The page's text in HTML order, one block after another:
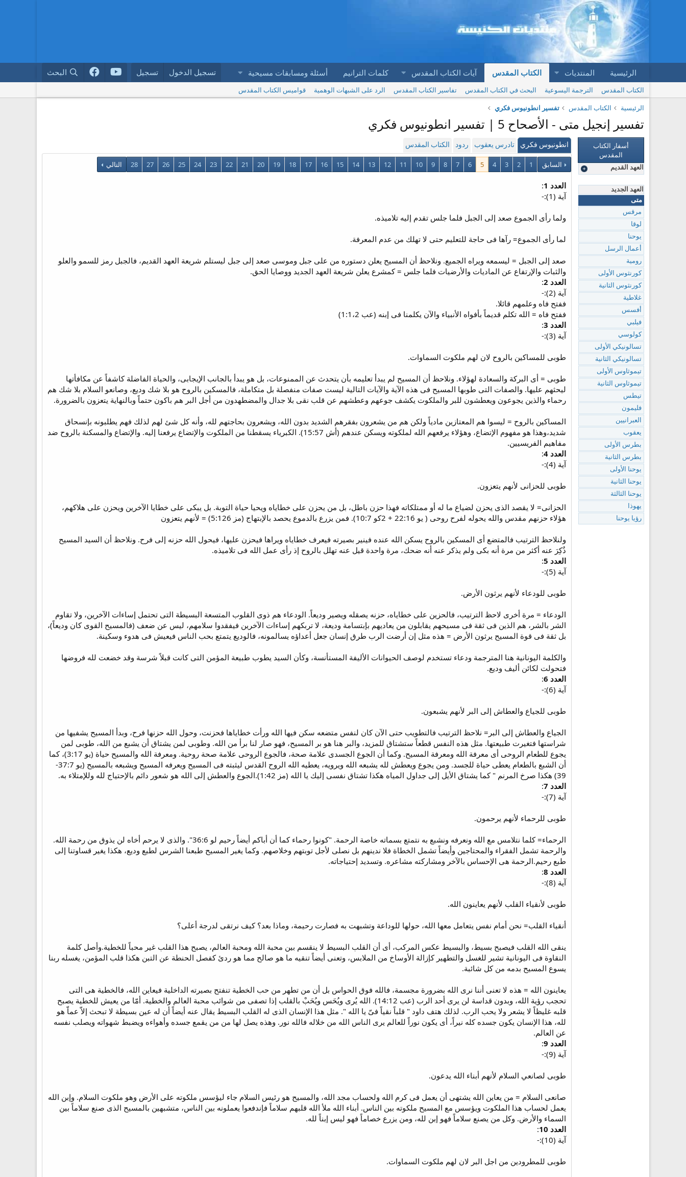
الرئيسية المنتديات الكتاب المقدس آيات الكتاب المقدس كلمات الترانيم أسئلة ومسابقات مسيحية تسجيل الدخول تسجيل البحث
الكتاب المقدس الترجمة اليسوعية البحث في الكتاب المقدس تفاسير الكتاب المقدس الرد على الشبهات الوهمية
قواميس الكتاب المقدس
الرئيسية
الكتاب المقدس تفسير انطونيوس فكري
تفسير إنجيل متى - الأصحاح 5 | تفسير انطونيوس فكري
انطونيوس فكري تادرس يعقوب ردود الكتاب المقدس
السابق 1
2
3
4
5
6
7
8
9
10
11
12
13
14
15
16
17
18
19
20
21
22
23
24
25
26
27
28 التالي
العدد 1
:
آية (1):-
ولما رأى الجموع صعد إلى الجبل فلما جلس تقدم إليه تلاميذه.
لما رأى الجموع= رآها فى حاجة للتعليم حتى لا تهلك من عدم المعرفة.
صعد إلى الجبل = ليسمعه ويراه الجميع. ونلاحظ أن المسيح يعلن دستوره من على جبل وموسى صعد إلى جبل ليستلم شريعة العهد القديم، فالجبل رمز للسمو والعلو
والثبات والإرتفاع عن الماديات والأرضيات فلما جلس = كمشرع يعلن شريعة العهد الجديد ووصايا الحق.
العدد 2
:
آية (2):-
ففتح فاه وعلمهم قائلا.
ففتح فاه = الله تكلم قديماً بأفواه الأنبياء والآن يكلمنا فى إبنه (عب 1:1،2)
العدد 3
:
آية (3):-
طوبى للمساكين بالروح لان لهم ملكوت السماوات.
طوبى = أى البركة والسعادة لهؤلاء. ونلاحظ أن المسيح لم يبدأ تعليمه بأن يتحدث عن الممنوعات، بل هو يبدأ بالجانب الإيجابى، والحياة الفاضلة كاشفاً عن مكافأتها
ليحثهم عليها. والصفات التى طوبها المسيح فى هذه الآية والآيات التالية ليست صفات منفصلة بل متكاملة، فالمسكين بالروح هو بلا شك وديع، وصانعو السلام بلا شك هم
رحماء والذين يجوعون ويعطشون للبر والملكوت يكشف جوعهم وعطشهم عن قلب نقى بلا جدال والمضطهدون من أجل البر هم باكون حتماً وبالنهاية يتعزون بالضرورة.
المساكين بالروح = ليسوا هم المعتازين مادياً ولكن هم من يشعرون بفقرهم الشديد بدون الله، ويشعرون بحاجتهم لله، وأنه كل شئ لهم لذلك فهم يطلبونه بإنسحاق
شديد،وهذا هو مفهوم الإتضاع، وهؤلاء يرفعهم الله لملكوته ويسكن عندهم (أش 15:57). الكبرياء يسقطنا من الملكوت والإتضاع يرفعنا إليه. والإتضاع والمسكنة بالروح ضد
مفاهيم الفريسيين.
العدد 4
:
آية (4):-
طوبى للحزانى لأنهم يتعزون.
الحزانى= لا يقصد الذى يحزن لضياع ما له أو ممتلكاته فهذا حزن باطل، بل من يحزن على خطاياه ويحيا حياة التوبة. بل يبكى على خطايا الآخرين ويحزن على هلاكهم،
هؤلاء حزنهم مقدس والله يحوله لفرح روحى ( يو 22:16 + 2كو 10:7). فمن يزرع بالدموع يحصد بالإبتهاج (مز 5:126) = لأنهم يتعزون
ولنلاحظ الترتيب فالمتضع أى المسكين بالروح يسكن الله عنده فينير بصيرته فيعرف خطاياه ويراها فيحزن عليها، فيحول الله حزنه إلى فرح. ونلاحظ أن السيد المسيح
ذُكِرَ عنه أكثر من مرة أنه بكى ولم يذكر عنه أنه ضحك، مرة واحدة قيل عنه تهلل بالروح إذ رأى عمل الله فى تلاميذه.
العدد 5
:
آية (5):-
طوبى للودعاء لأنهم يرثون الأرض.
الودعاء = مرة أخرى لاحظ الترتيب، فالحزين على خطاياه، حزنه يصقله ويصير وديعاً. الودعاء هم ذوى القلوب المتسعة البسيطة التى تحتمل إساءات الآخرين، ولا تقاوم
الشر بالشر، هم الذين فى ثقة فى مسيحهم يقابلون من يعاديهم بإبتسامة وديعة، لا تربكهم إساءات الآخرين فيفقدوا سلامهم، ليس عن ضعف (فالمسيح القوى كان وديعاً)،
بل ثقة فى قوة المسيح يرثون الأرض = هذه مثل إن أرضت الرب طرق إنسان جعل أعداؤه يسالمونه، فالوديع يتمتع بحب الناس فيعيش فى هدوء وسكينة.
والكلمة اليونانية هنا المترجمة ودعاء تستخدم لوصف الحيوانات الأليفة المستأنسة، وكأن السيد يطوب طبيعة المؤمن التى كانت قبلاً شرسة وقد خضعت لله فروضها
فتحولت لكائن أليف وديع.
العدد 6
:
آية (6):-
طوبى للجياع والعطاش إلى البر لأنهم يشبعون.
الجياع والعطاش إلى البر= نلاحظ الترتيب فالتطويب حتى الآن كان لنفس متضعه سكن فيها الله ورأت خطاياها فحزنت، وحول الله حزنها فرح، وبدأ المسيح يشفيها من
شراستها فتغيرت طبيعتها. مثل هذه النفس قطعاً ستشتاق للمزيد، والبر هنا هو بر المسيح، فهو صار لنا برأ من الله. وطوبى لمن يشتاق أن يشبع من الله، طوبى لمن
يجوع للطعام الروحى أى معرفة الله ومعرفة المسيح. وكما أن الجوع الجسدى علامة صحة، فالجوع الروحى علامة صحة روحية. ومعرفة الله والمسيح حياة (يو 3:17)، كما
أن الشبع بالطعام يعطى حياة للجسد. ومن يجوع ويعطش لله يشبعه الله ويرويه، يعطيه الله الروح القدس ليثبته فى المسيح ويعرفه المسيح ويشبعه بالمسيح (يو 37:7-
39) هكذا صرخ المرنم " كما يشتاق الأيل إلى جداول المياه هكذا تشتاق نفسى إليك يا الله (مز 1:42).الجوع والعطش إلى الله هو شعور دائم بالإحتياج لله وللإمتلاء به.
العدد 7
:
آية (7):-
طوبى للرحماء لأنهم يرحمون.
الرحماء= كلما نتلامس مع الله ونعرفه ونشبع به نتمتع بسماته خاصة الرحمة. "كونوا رحماء كما أن أباكم أيضاً رحيم لو 36:6". والذى لا يرحم أخاه لن يذوق من رحمة الله.
والرحمة تشمل الفقراء والمحتاجين وأيضاً تشمل الخطاة فلا ندينهم بل نصلى لأجل توبتهم وخلاصهم. وكما يغير المسيح طبعنا الشرس لطبع وديع، هكذا يغير قساوتنا إلى
طبع رحيم.الرحمة هى الإحساس بالآخر ومشاركته مشاعره. وتسديد إحتياجاته.
العدد 8
:
آية (8):-
طوبى لأنقياء القلب لأنهم يعاينون الله.
أنقياء القلب= نحن أمام نفس يتعامل معها الله، حولها للوداعة وتشبهت به فصارت رحيمة، وماذا بعد؟ كيف نرتقى لدرجة أعلى؟
ينقى الله القلب فيصبح بسيط، والبسيط عكس المركب، أى أن القلب البسيط لا ينقسم بين محبة الله ومحبة العالم، يصبح هذا القلب غير محباً للخطية.وأصل كلمة
النقاوة فى اليونانية تشير للغسل والتطهير كإزالة الأوساخ من الملابس، وتعنى أيضاً تنقيه ما هو صالح مما هو ردئ كفصل الحنطة عن التبن هكذا قلب المؤمن، يغسله ربنا
يسوع المسيح بدمه من كل شائبة.
يعاينون الله = هذه لا تعنى أننا نرى الله بضرورة مجسمة، فالله فوق الحواس بل أن من تطهر من حب الخطية تنفتح بصيرته الداخلية فيعاين الله، فالخطية هى التى
تحجب رؤية الله، وبدون قداسة لن يرى أحد الرب (عب 14:12). الله يُرى ويُحَس ويُحَبْ بالقلب إذا تصفى من شوائب محبة العالم والخطية. أمّا من يعيش للخطية يصبح
قلبه غليظاً لا يشعر ولا يحب الرب. لذلك هتف داود " قلباً نقياً فىّ يا الله ". مثل هذا الإنسان الذى له القلب البسيط يقال عنه أيضاً أن له عين بسيطة لا تبحث إلاّ عماّ هو
لله، هذا الإنسان يكون جسده كله نيراً، أى يكون نوراً للعالم يرى الناس الله من خلاله فالله نور. وهذه يصل لها من من يقمع جسده وأهواءه ويضبط شهواته ويصلب نفسه
عن العالم.
العدد 9
:
آية (9):-
طوبى لصانعي السلام لأنهم أبناء الله يدعون.
صانعى السلام = من يعاين الله يشتهى أن يعمل فى كرم الله ولحساب مجد الله، والمسيح هو رئيس السلام جاء ليؤسس ملكوته على الأرض وهو ملكوت السلام. وإبن الله
يعمل لحساب هذا الملكوت ويؤسس مع المسيح ملكوته بين الناس. أبناء الله ملأ الله قلبهم سلاماً فإندفعوا يعملونه بين الناس، متشبهين بالمسيح الذى صنع سلاماً بين
السماء والأرض. وكل من يصنع سلاماً فهو إبن لله، ومن يزرع خصاماً فهو ليس إبناً لله.
العدد 10
:
آية (10):-
طوبى للمطرودين من اجل البر لان لهم ملكوت السماوات.
أسفار الكتاب
المقدس
العهد القديم
العهد الجديد
متى
مرقس
لوقا
يوحنا
أعمال الرسل
رومية
كورنثوس الأولى
كورنثوس الثانية
غلاطية
أفسس
فيلبي
كولوسي
تسالونيكي الأولى
تسالونيكي الثانية
تيموثاوس الأولى
تيموثاوس الثانية
تيطس
فليمون
العبرانيين
يعقوب
بطرس الأولى
بطرس الثانية
يوحنا الأولى
يوحنا الثانية
يوحنا الثالثة
يهوذا
رؤيا يوحنا